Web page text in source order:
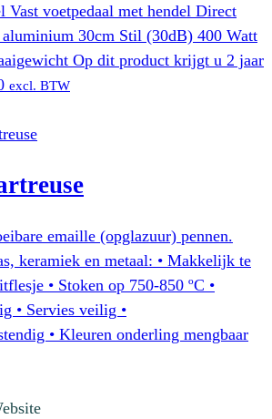
Vast voetpedaal met hendel Direct
30cm Stil (30dB) 400 Watt
Op dit product krijgt u 2 jaar
excl. BTW
emaille (opglazuur) pennen.
keramiek en metaal: • Makkelijk te
• Stoken op 750-850 ºC •
• Servies veilig •
• Kleuren onderling mengbaar